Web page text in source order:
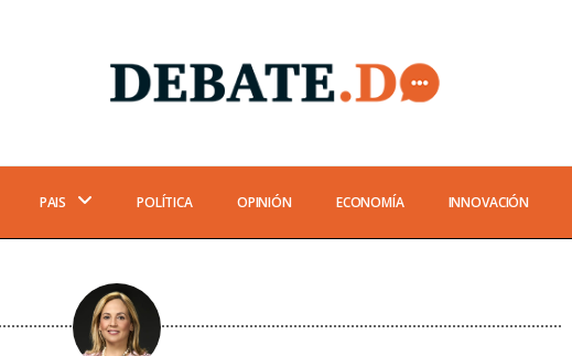
PAIS POLÍTICA OPINIÓN ECONOMÍA INNOVACIÓN